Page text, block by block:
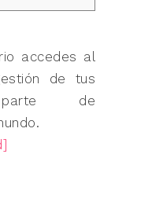
accedes al
de tus
de